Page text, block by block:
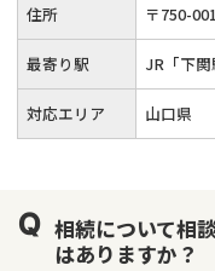
住所 〒750-
最寄り駅 JR「下関
対応エリア 山口県
相続について相
はありますか？